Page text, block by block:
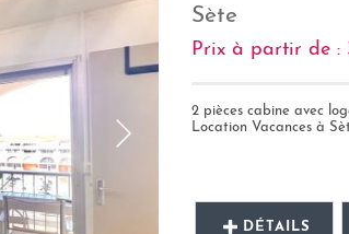
Sète
Prix à partir de :
2 pièces cabine avec
Location Vacances à Sète :
DÉTAILS